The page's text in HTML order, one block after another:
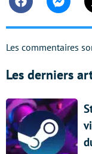
Facebook
Les commentaires
Les derniers